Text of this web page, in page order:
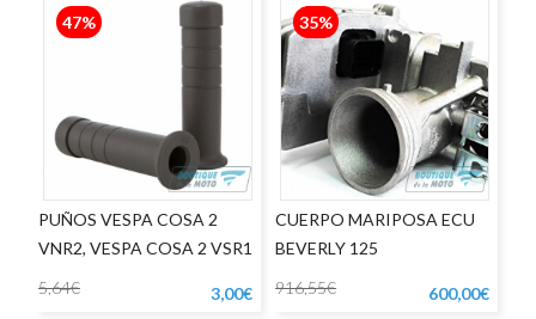
47%
PUÑOS VESPA COSA 2
VNR2, VESPA COSA 2 VSR1
5,64€
3,00€
35%
CUERPO MARIPOSA ECU
BEVERLY 125
916,55€
600,00€